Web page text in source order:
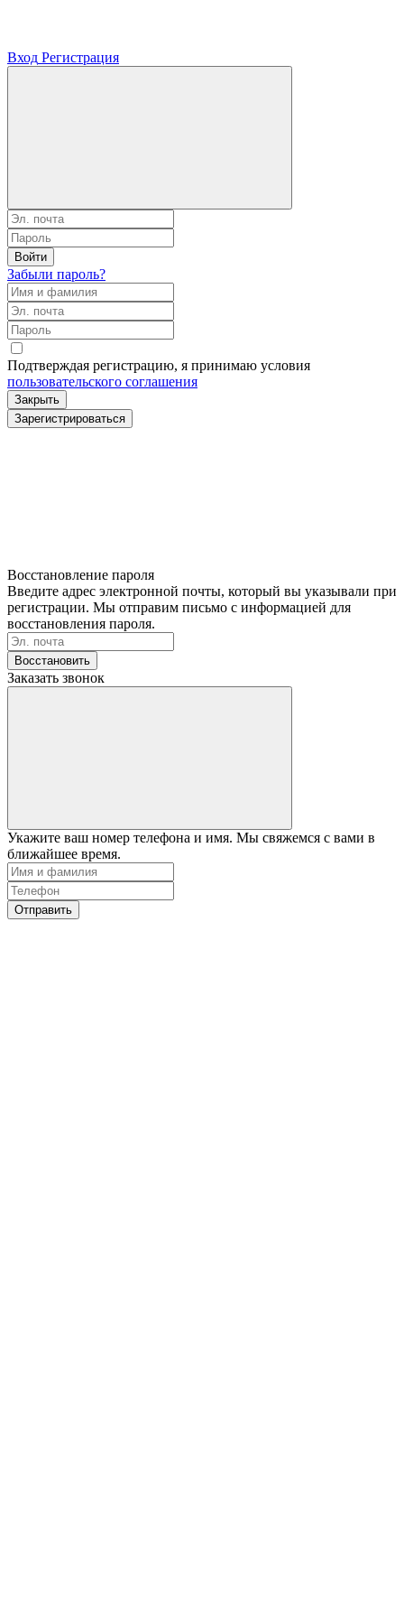
Вход Регистрация
Войти
Забыли пароль?
Подтверждая регистрацию, я принимаю условия
пользовательского соглашения
Закрыть
Зарегистрироваться
Восстановление пароля
Введите адрес электронной почты, который вы указывали при
регистрации. Мы отправим письмо с информацией для
восстановления пароля.
Восстановить
Заказать звонок
Укажите ваш номер телефона и имя. Мы свяжемся с вами в
ближайшее время.
Отправить